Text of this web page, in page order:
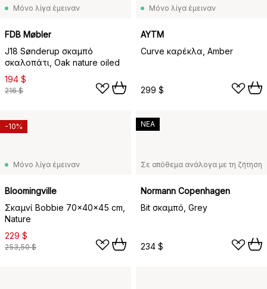
Μόνο λίγα έμειναν
FDB Møbler
J18 Sønderup σκαμπό
σκαλοπάτι, Oak nature oiled
194 $
216 $
Μόνο λίγα έμειναν
AYTM
Curve καρέκλα, Amber
299 $
Μόνο λίγα έμειναν
Bloomingville
Σκαμνί Bobbie 70x40x45 cm,
Nature
229 $
253,50 $
-10%
Σε απόθεμα ανάλογα με τη ζήτηση
Normann Copenhagen
Bit σκαμπό, Grey
234 $
ΝΕΑ